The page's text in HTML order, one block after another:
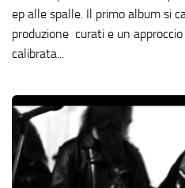
ep alle spalle. Il primo album si
produzione curati e un
calibrata...